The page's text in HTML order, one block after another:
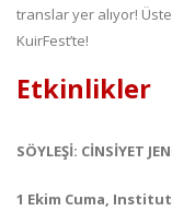
translar yer alıyor!
KuirFest’te!
Etkinlikler
SÖYLEŞİ: CİNSİYET
1 Ekim Cuma,